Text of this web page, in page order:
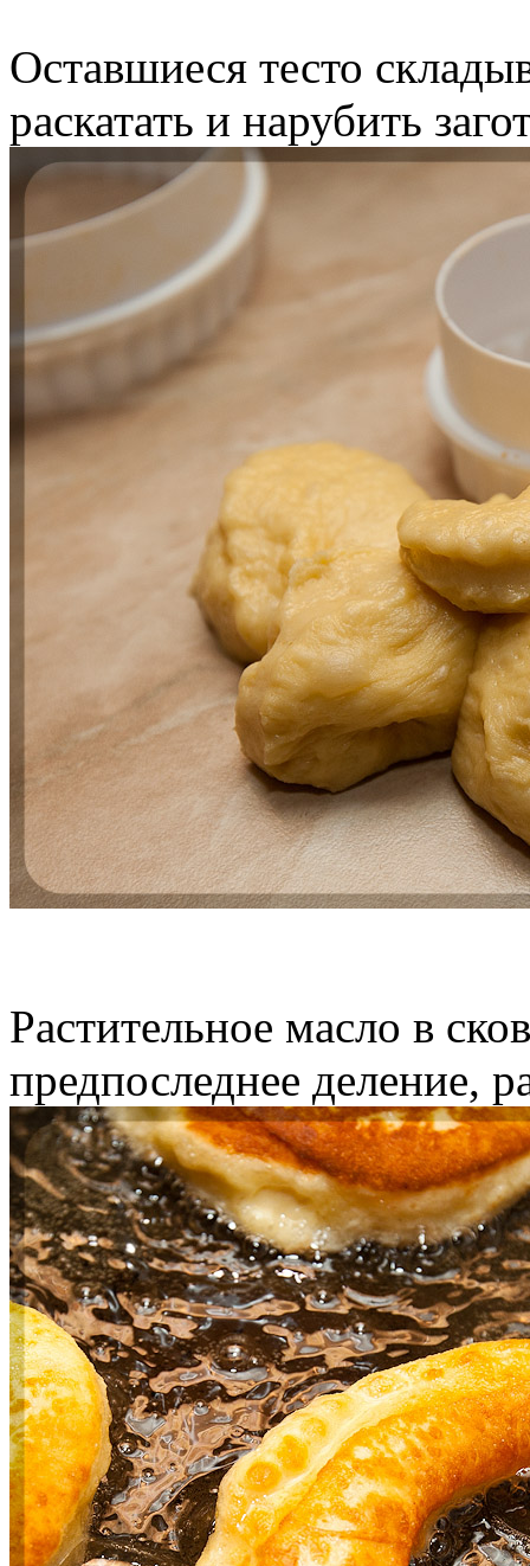
Оставшиеся тесто
раскатать и нарубить
Растительное масло в
предпоследнее деление,